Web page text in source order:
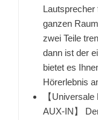
Lautsprecher
ganzen
zwei Teile
dann ist der
bietet es
Hörerlebnis
【
AUX-IN】